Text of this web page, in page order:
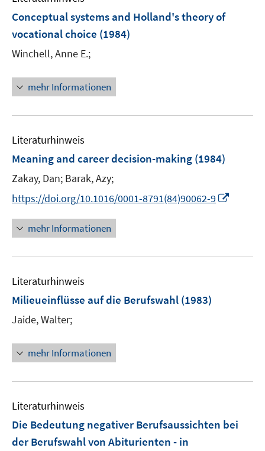
F
ö
Conceptual systems and Holland's theory of
vocational choice (1984)
Winchell, Anne E.;
mehr Informationen
Literaturhinweis
Meaning and career decision-making (1984)
Zakay, Dan; Barak, Azy;
https://doi.org/10.1016/0001-8791(84)90062-9
u
r
f
mehr Informationen
Literaturhinweis
Milieueinflüsse auf die Berufswahl (1983)
Jaide, Walter;
mehr Informationen
Literaturhinweis
Die Bedeutung negativer Berufsaussichten bei
der Berufswahl von Abiturienten - in